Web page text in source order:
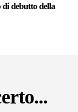
di debutto della